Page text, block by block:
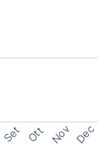
Set Ott Nov Dec